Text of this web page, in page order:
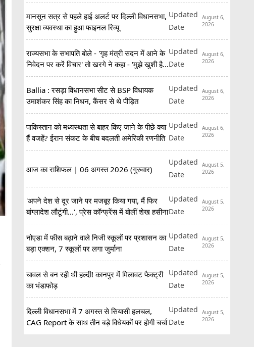
मानसून सत्र से पहले हाई अलर्ट पर दिल्ली विधानसभा,
सुरक्षा व्यवस्था का हुआ फाइनल रिव्यू
Updated
Date
August 6,
2026
राज्यसभा के सभापति बोले - 'गृह मंत्री सदन में आने के
निवेदन पर करें विचार' तो खरगे ने कहा - 'मुझे खुशी है
कि...'
Updated
Date
August 6,
2026
Ballia : रसड़ा विधानसभा सीट से BSP विधायक
उमाशंकर सिंह का निधन, कैंसर से थे पीड़ित
Updated
Date
August 6,
2026
पाकिस्तान को मध्यस्थता से बाहर किए जाने के पीछे क्या
हैं वजहें? ईरान संकट के बीच बदलती अमेरिकी रणनीति
Updated
Date
August 6,
2026
आज का राशिफल | 06 अगस्त 2026 (गुरुवार)
Updated
Date
August 5,
2026
'अपने देश से दूर जाने पर मजबूर किया गया, मैं फिर
बांग्लादेश लौटूंगी...', प्रेस कॉन्फ्रेंस में बोलीं शेख हसीना
Updated
Date
August 5,
2026
नोएडा में फीस बढ़ाने वाले निजी स्कूलों पर प्रशासन का
बड़ा एक्शन, 7 स्कूलों पर लगा जुर्माना
Updated
Date
August 5,
2026
चावल से बन रही थी हल्दी! कानपुर में मिलावट फैक्ट्री
का भंडाफोड़
Updated
Date
August 5,
2026
दिल्ली विधानसभा में 7 अगस्त से सियासी हलचल,
CAG Report के साथ तीन बड़े विधेयकों पर होगी चर्चा
Updated
Date
August 5,
2026